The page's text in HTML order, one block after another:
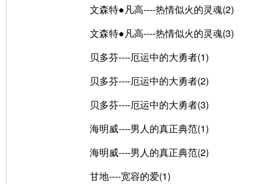
文森特●凡高----热情似火的灵魂(2)
文森特●凡高----热情似火的灵魂(3)
贝多芬----厄运中的大勇者(1)
贝多芬----厄运中的大勇者(2)
贝多芬----厄运中的大勇者(3)
海明威----男人的真正典范(1)
海明威----男人的真正典范(2)
甘地----宽容的爱(1)